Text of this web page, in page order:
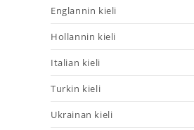
Englannin kieli
Hollannin kieli
Italian kieli
Turkin kieli
Ukrainan kieli